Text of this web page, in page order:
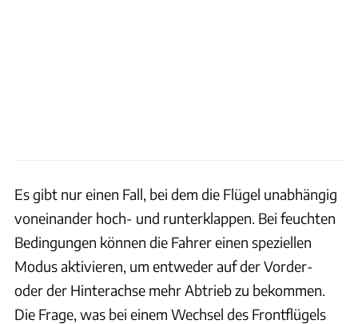
Es gibt nur einen Fall, bei dem die Flügel unabhängig
voneinander hoch- und runterklappen. Bei feuchten
Bedingungen können die Fahrer einen speziellen
Modus aktivieren, um entweder auf der Vorder-
oder der Hinterachse mehr Abtrieb zu bekommen.
Die Frage, was bei einem Wechsel des Frontflügels